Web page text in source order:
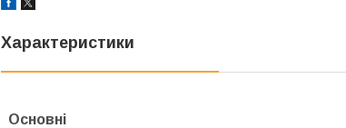
Характеристики
Основні